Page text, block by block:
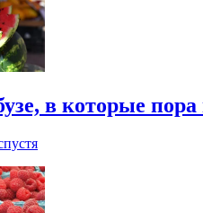
в которые пора